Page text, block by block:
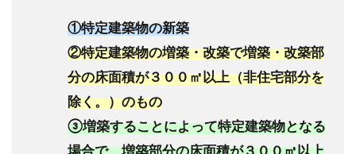
①特定建築物の新築
②特定建築物の増築・改築で増築・改築部
分の床面積が３００㎡以上（非住宅部分を
除く。）のもの
③増築することによって特定建築物となる
場合で、増築部分の床面積が３００㎡以上